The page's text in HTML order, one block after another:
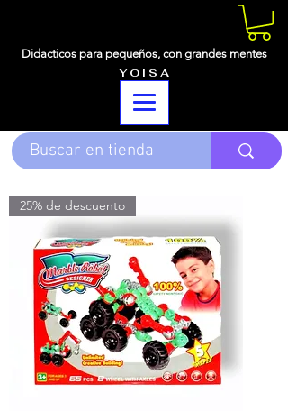
Didacticos para pequeños, con grandes mentes
Y O I S A
25% de descuento